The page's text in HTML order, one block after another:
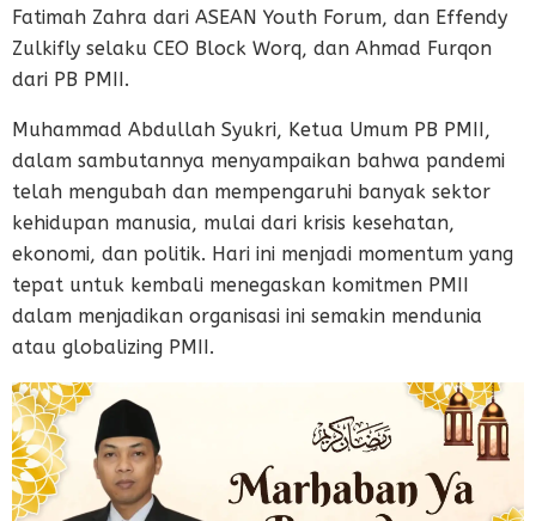
Fatimah Zahra dari ASEAN Youth Forum, dan Effendy
Zulkifly selaku CEO Block Worq, dan Ahmad Furqon
dari PB PMII.
Muhammad Abdullah Syukri, Ketua Umum PB PMII,
dalam sambutannya menyampaikan bahwa pandemi
telah mengubah dan mempengaruhi banyak sektor
kehidupan manusia, mulai dari krisis kesehatan,
ekonomi, dan politik. Hari ini menjadi momentum yang
tepat untuk kembali menegaskan komitmen PMII
dalam menjadikan organisasi ini semakin mendunia
atau globalizing PMII.